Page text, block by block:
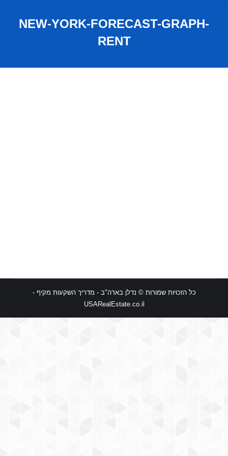
NEW-YORK-FORECAST-GRAPH-
RENT
כל הזכויות שמורות © נדלן בארה"ב - מדריך השקעות מקיף -
USARealEstate.co.il